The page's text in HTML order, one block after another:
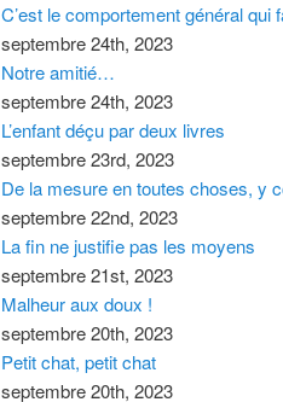
C’est le comportement général qui
septembre 24th, 2023
Notre amitié…
septembre 24th, 2023
L’enfant déçu par deux livres
septembre 23rd, 2023
De la mesure en toutes choses, y
septembre 22nd, 2023
La fin ne justifie pas les moyens
septembre 21st, 2023
Malheur aux doux !
septembre 20th, 2023
Petit chat, petit chat
septembre 20th, 2023